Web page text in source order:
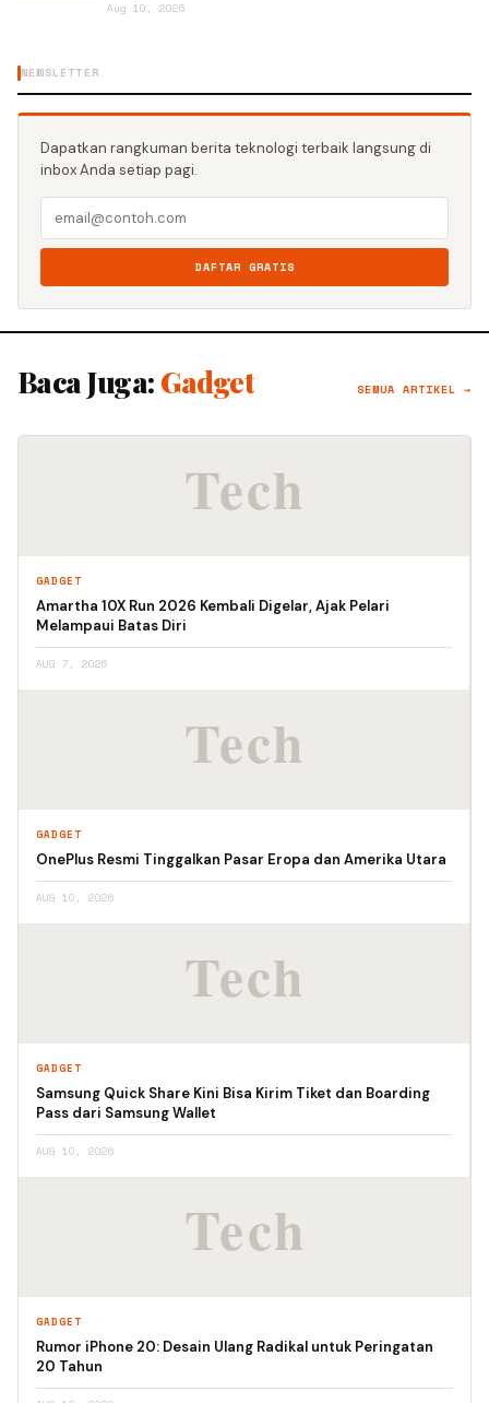
Aug 10, 2026
NEWSLETTER
Dapatkan rangkuman berita teknologi terbaik langsung di
inbox Anda setiap pagi.
DAFTAR GRATIS
Baca Juga: Gadget SEMUA ARTIKEL →
GADGET
Amartha 10X Run 2026 Kembali Digelar, Ajak Pelari
Melampaui Batas Diri
AUG 7, 2026
GADGET
OnePlus Resmi Tinggalkan Pasar Eropa dan Amerika Utara
AUG 10, 2026
GADGET
Samsung Quick Share Kini Bisa Kirim Tiket dan Boarding
Pass dari Samsung Wallet
AUG 10, 2026
GADGET
Rumor iPhone 20: Desain Ulang Radikal untuk Peringatan
20 Tahun